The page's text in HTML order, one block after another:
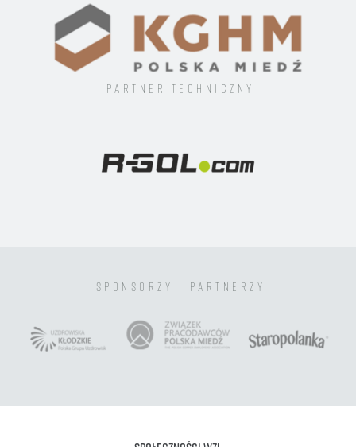
Partner techniczny
sponsorzy i partnerzy